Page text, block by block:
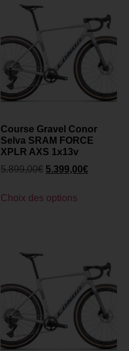
Course Gravel Conor
Selva SRAM FORCE
XPLR AXS 1x13v
5.899,00€ 5.399,00€
Choix des options